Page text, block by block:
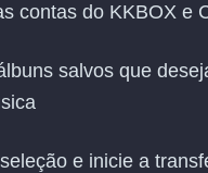
contas do KKBOX e
salvos que
e inicie a